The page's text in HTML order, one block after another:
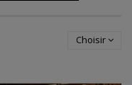
Choisir